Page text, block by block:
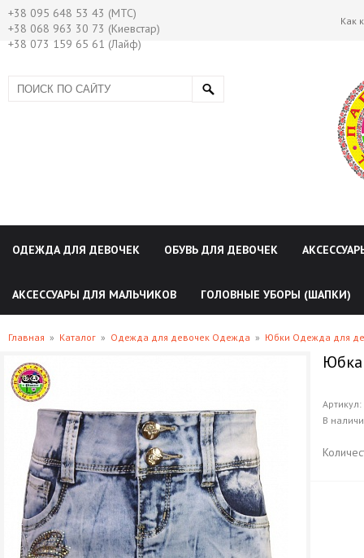
+38 095 648 53 43 (МТС)
+38 068 963 30 73 (Киевстар)
+38 073 159 65 61 (Лайф)
Как
ОДЕЖДА ДЛЯ ДЕВОЧЕК ОБУВЬ ДЛЯ ДЕВОЧЕК
АКСЕССУАРЫ ДЛЯ МАЛЬЧИКОВ ГОЛОВНЫЕ УБОРЫ (ШАПКИ)
Главная » Каталог » Одежда для девочек Одежда » Юбки Одежда для
Артикул:
В